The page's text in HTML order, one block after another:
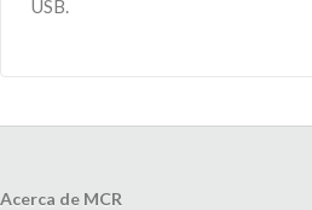
USB.
Acerca de MCR